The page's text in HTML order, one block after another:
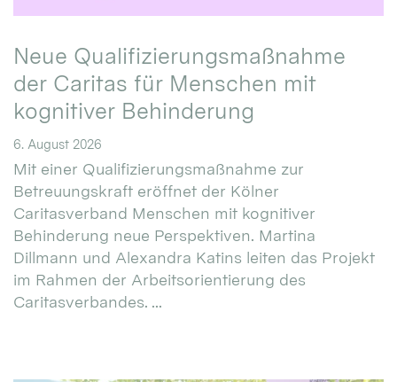
Neue Qualifizierungsmaßnahme
der Caritas für Menschen mit
kognitiver Behinderung
6. August 2026
Mit einer Qualifizierungsmaßnahme zur
Betreuungskraft eröffnet der Kölner
Caritasverband Menschen mit kognitiver
Behinderung neue Perspektiven. Martina
Dillmann und Alexandra Katins leiten das Projekt
im Rahmen der Arbeitsorientierung des
Caritasverbandes. ...